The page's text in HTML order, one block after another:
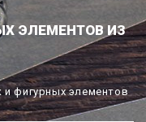
ЭЛЕМЕНТОВ ИЗ
и фигурных элементов